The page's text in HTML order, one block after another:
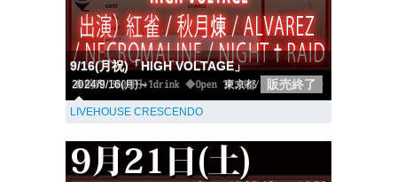
9/16(月祝)「HIGH VOLTAGE」
2024/9/16(月)～ 東京都 販売終了
LIVEHOUSE CRESCENDO